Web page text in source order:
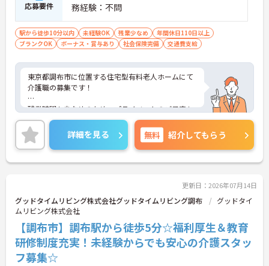
応募要件
務経験：不問
駅から徒歩10分以内 未経験OK 残業少なめ
年間休日110日以上
ブランクOK
ボーナス・賞与あり 社会保険完備 交通費支給
東京都調布市に位置する住宅型有料老人ホームにて
介護職の募集です！
残業時間も少なめのため、プライベートのご予定も
大切にできる環境です。
ご興味ある方には、面接対策ポイントなど、さらに
詳細をお話しいたしますのでお気軽にご相談くださ
い！
詳細を見る 無料 紹介してもらう
更新日：2026年07月14日
グッドタイムリビング株式会社グッドタイムリビング調布
グッドタイ
ムリビング株式会社
【調布市】調布駅から徒歩5分☆福利厚生＆教育
研修制度充実！未経験からでも安心の介護スタッ
フ募集☆